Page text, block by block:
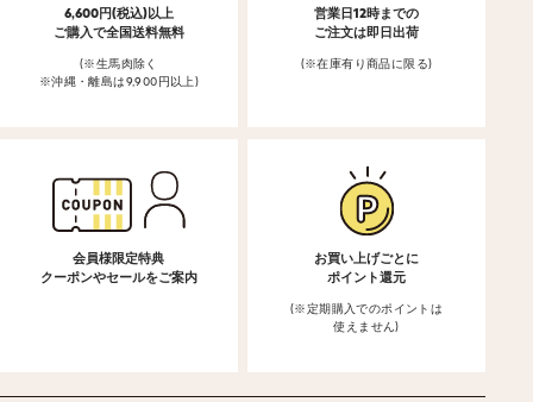
6,600円(税込)以上
ご購入で全国送料無料
(※生馬肉除く
※沖縄・離島は9,900円以上)
営業日12時までの
ご注文は即日出荷
(※在庫有り商品に限る)
会員様限定特典
クーポンやセールをご案内
お買い上げごとに
ポイント還元
(※定期購入でのポイントは
使えません)